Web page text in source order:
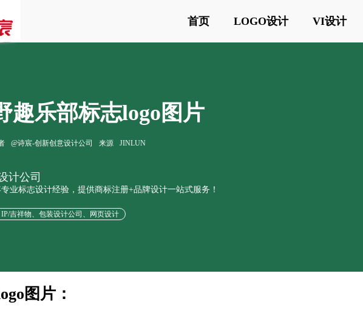
首页 LOGO设计 VI设计
趣乐部标志logo图片
@诗宸-创新创意设计公司 来源 JINLUN
计公司
业标志设计经验，提供商标注册+品牌设计一站式服务！
吉祥物、包装设计公司、网页设计
图片：